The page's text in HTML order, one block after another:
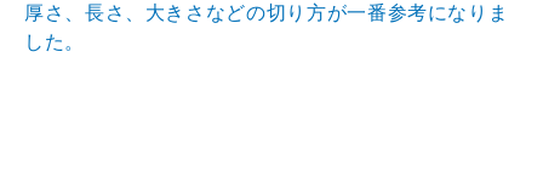
厚さ、長さ、大きさなどの切り方が一番参考になりま
した。